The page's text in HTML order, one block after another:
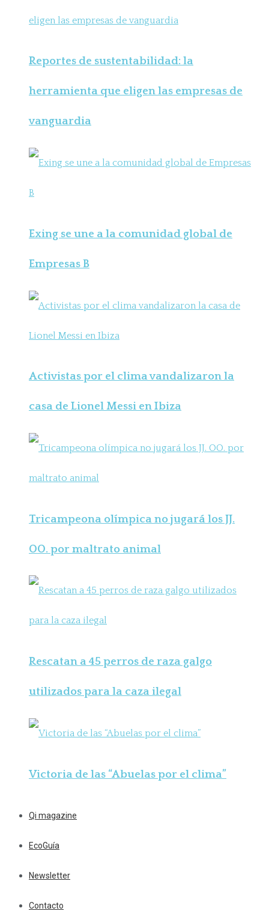
Reportes de sustentabilidad: la
herramienta que eligen las empresas de
vanguardia
Exing se une a la comunidad global de
Empresas B
Activistas por el clima vandalizaron la
casa de Lionel Messi en Ibiza
Tricampeona olímpica no jugará los JJ.
OO. por maltrato animal
Rescatan a 45 perros de raza galgo
utilizados para la caza ilegal
Victoria de las “Abuelas por el clima”
Qi magazine
EcoGuía
Newsletter
Contacto